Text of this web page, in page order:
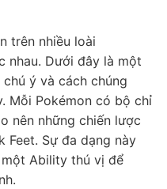
trên nhiều loài
nhau. Dưới đây là một
chú ý và cách chúng
Mỗi Pokémon có bộ chỉ
nên những chiến lược
Feet. Sự đa dạng này
Ability thú vị để